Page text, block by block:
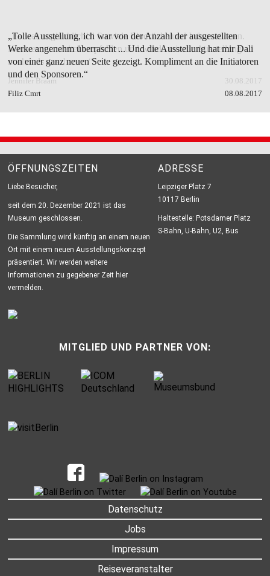
„Es war unglaublich!!! So viele Eindrücke und Informationen.
Kann es nur weiter empfehlen und würde mir die Ausstellung
nochmals anschauen.“
Jennifer Braam 30.08.2017
„Tolle Ausstellung, ich war von der Anzahl der ausgestellten
Werke angenehm überrascht ... Und die Ausstellung hat mir Dali
von einer ganz neuen Seite gezeigt. Kompliment an die Initiatoren
und den Sponsoren.“
Filiz Cmrt 08.08.2017
ÖFFNUNGSZEITEN
Liebe Besucher,
seit dem 20. Dezember 2021 ist das
Museum geschlossen.
Die Sammlung wird künftig an einem neuen
Ort mit einem neuen Ausstellungskonzept
präsentiert. Wir werden weitere
Informationen zu gegebener Zeit hier
vermelden.
ADRESSE
Leipziger Platz 7
10117 Berlin
Haltestelle: Potsdamer Platz
S-Bahn, U-Bahn, U2, Bus
MITGLIED UND PARTNER VON:
Datenschutz
Jobs
Impressum
Reiseveranstalter